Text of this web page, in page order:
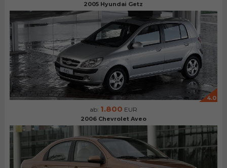
2005 Hyundai Getz
4.0
ab: 1.800 EUR
2006 Chevrolet Aveo